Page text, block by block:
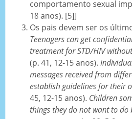
comportamento sexual
18 anos). [5]]
Os pais devem ser os
Teenagers can get
treatment for STD/HIV
(p. 41, 12-15 anos).
messages received from
establish guidelines for their
45, 12-15 anos). Children
things they do not want to do